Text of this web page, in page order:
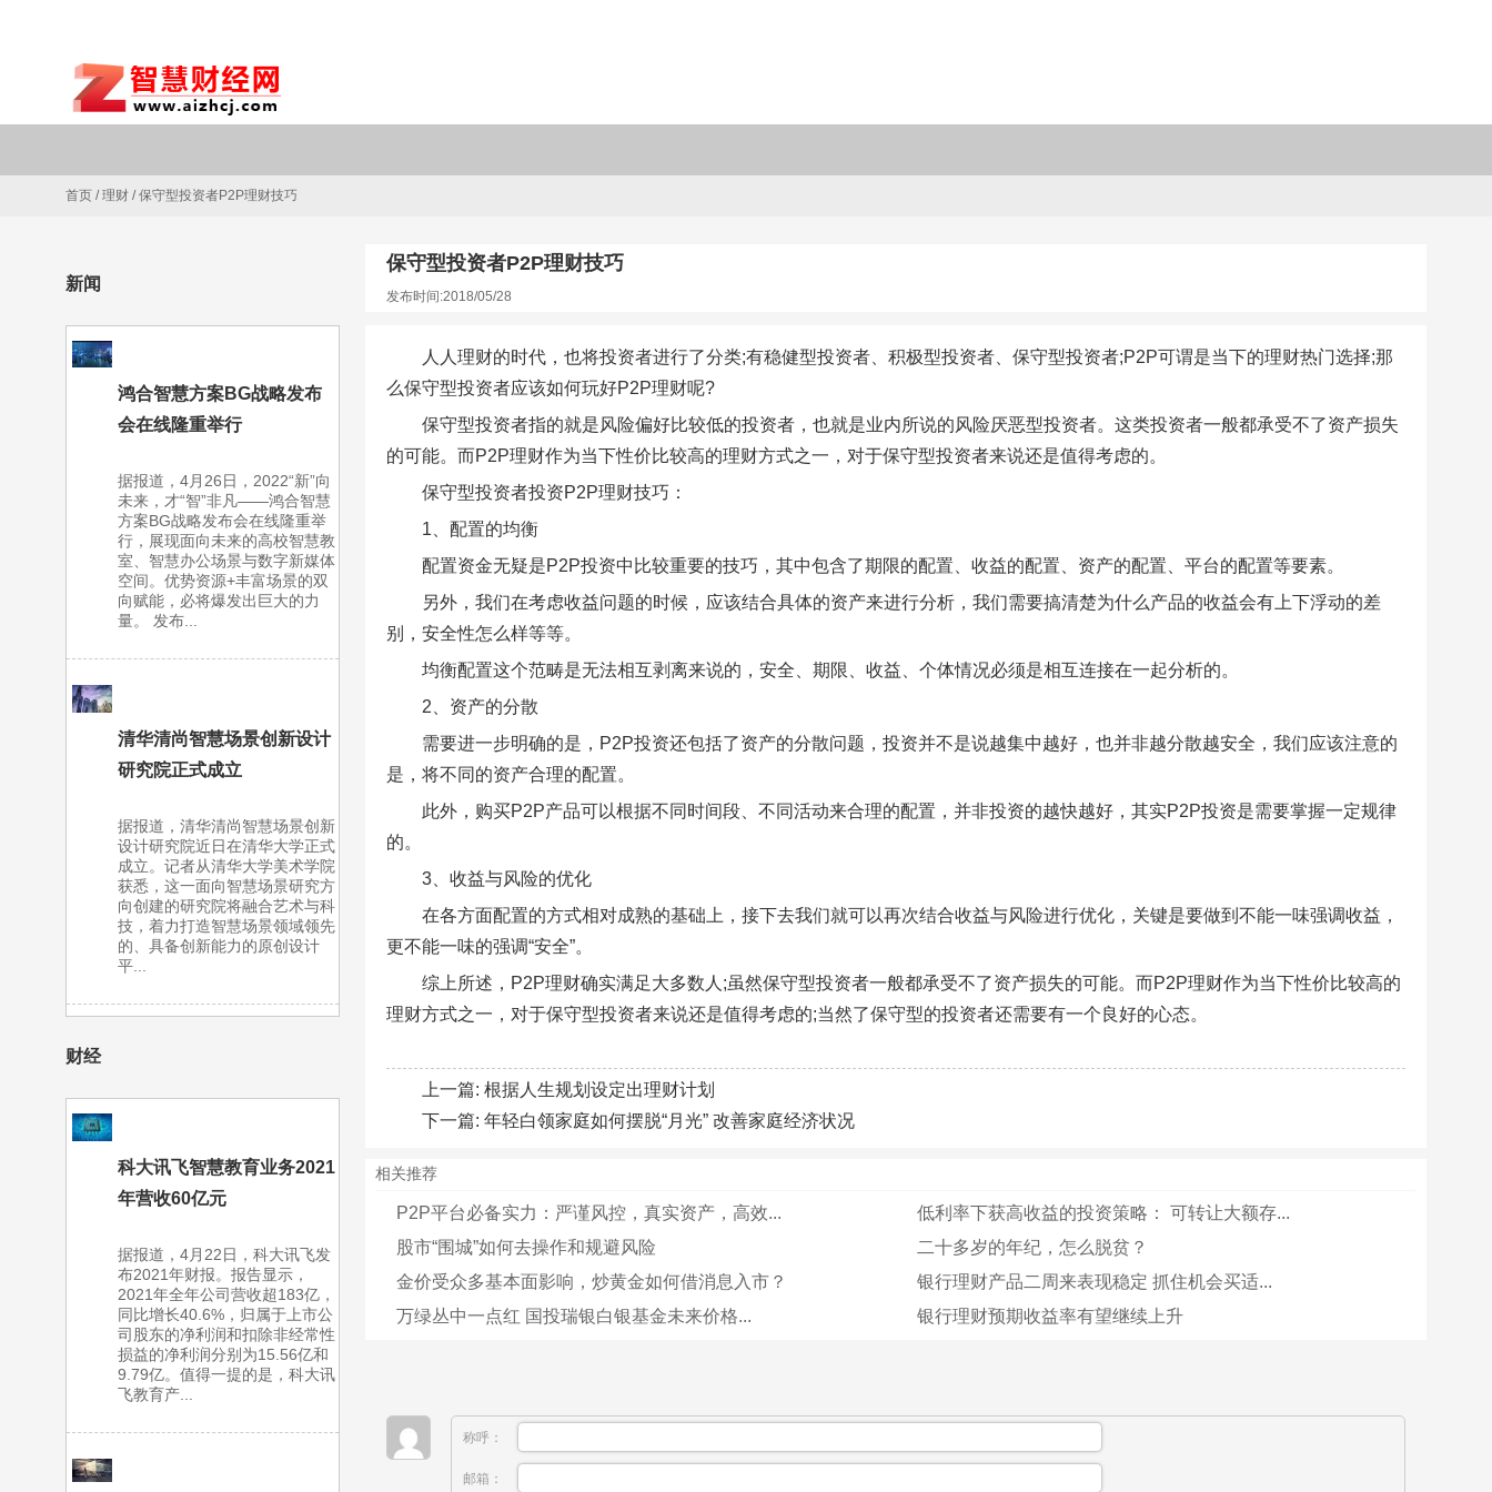
首页 /理财 /保守型投资者P2P理财技巧
新闻
鸿合智慧方案BG战略发布
会在线隆重举行
据报道，4月26日，2022“新”向
未来，才“智”非凡——鸿合智慧
方案BG战略发布会在线隆重举
行，展现面向未来的高校智慧教
室、智慧办公场景与数字新媒体
空间。优势资源+丰富场景的双
向赋能，必将爆发出巨大的力
量。 发布...
清华清尚智慧场景创新设计
研究院正式成立
据报道，清华清尚智慧场景创新
设计研究院近日在清华大学正式
成立。记者从清华大学美术学院
获悉，这一面向智慧场景研究方
向创建的研究院将融合艺术与科
技，着力打造智慧场景领域领先
的、具备创新能力的原创设计
平...
财经
科大讯飞智慧教育业务2021
年营收60亿元
据报道，4月22日，科大讯飞发
布2021年财报。报告显示，
2021年全年公司营收超183亿，
同比增长40.6%，归属于上市公
司股东的净利润和扣除非经常性
损益的净利润分别为15.56亿和
9.79亿。值得一提的是，科大讯
飞教育产...
保守型投资者P2P理财技巧
发布时间:2018/05/28
人人理财的时代，也将投资者进行了分类;有稳健型投资者、积极型投资者、保守型投资者;P2P可谓是当下的理财热门选择;那
么保守型投资者应该如何玩好P2P理财呢?
保守型投资者指的就是风险偏好比较低的投资者，也就是业内所说的风险厌恶型投资者。这类投资者一般都承受不了资产损失
的可能。而P2P理财作为当下性价比较高的理财方式之一，对于保守型投资者来说还是值得考虑的。
保守型投资者投资P2P理财技巧：
1、配置的均衡
配置资金无疑是P2P投资中比较重要的技巧，其中包含了期限的配置、收益的配置、资产的配置、平台的配置等要素。
另外，我们在考虑收益问题的时候，应该结合具体的资产来进行分析，我们需要搞清楚为什么产品的收益会有上下浮动的差
别，安全性怎么样等等。
均衡配置这个范畴是无法相互剥离来说的，安全、期限、收益、个体情况必须是相互连接在一起分析的。
2、资产的分散
需要进一步明确的是，P2P投资还包括了资产的分散问题，投资并不是说越集中越好，也并非越分散越安全，我们应该注意的
是，将不同的资产合理的配置。
此外，购买P2P产品可以根据不同时间段、不同活动来合理的配置，并非投资的越快越好，其实P2P投资是需要掌握一定规律
的。
3、收益与风险的优化
在各方面配置的方式相对成熟的基础上，接下去我们就可以再次结合收益与风险进行优化，关键是要做到不能一味强调收益，
更不能一味的强调“安全”。
综上所述，P2P理财确实满足大多数人;虽然保守型投资者一般都承受不了资产损失的可能。而P2P理财作为当下性价比较高的
理财方式之一，对于保守型投资者来说还是值得考虑的;当然了保守型的投资者还需要有一个良好的心态。
上一篇: 根据人生规划设定出理财计划
下一篇: 年轻白领家庭如何摆脱“月光” 改善家庭经济状况
相关推荐
P2P平台必备实力：严谨风控，真实资产，高效...
低利率下获高收益的投资策略： 可转让大额存...
股市“围城”如何去操作和规避风险
二十多岁的年纪，怎么脱贫？
金价受众多基本面影响，炒黄金如何借消息入市？
银行理财产品二周来表现稳定 抓住机会买适...
万绿丛中一点红 国投瑞银白银基金未来价格...
银行理财预期收益率有望继续上升
称呼：
邮箱：